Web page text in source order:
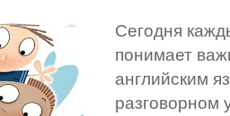
Сегодня
понимает
английским
разговорном